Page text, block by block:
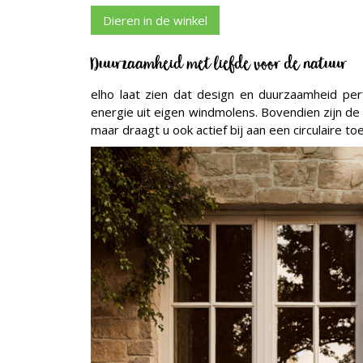
Dieren in de winkel
Duurzaamheid met liefde voor de natuur
elho laat zien dat design en duurzaamheid
energie uit eigen windmolens. Bovendien zijn
maar draagt u ook actief bij aan een circulaire